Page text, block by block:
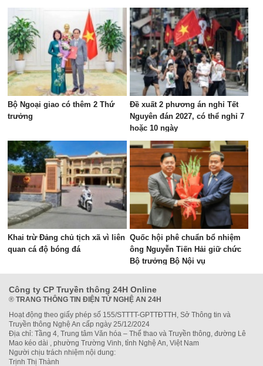
Bộ Ngoại giao có thêm 2 Thứ
trưởng
Đề xuất 2 phương án nghỉ Tết
Nguyên đán 2027, có thể nghỉ 7
hoặc 10 ngày
Khai trừ Đảng chủ tịch xã vì liên
quan cá độ bóng đá
Quốc hội phê chuẩn bổ nhiệm
ông Nguyễn Tiến Hải giữ chức
Bộ trưởng Bộ Nội vụ
Công ty CP Truyền thông 24H Online
® TRANG THÔNG TIN ĐIỆN TỬ NGHỆ AN 24H
Hoạt động theo giấy phép số 155/STTTT-GPTTĐTTH, Sở Thông tin và
Truyền thông Nghệ An cấp ngày 25/12/2024
Địa chỉ: Tầng 4, Trung tâm Văn hóa – Thể thao và Truyền thông, đường Lê
Mao kéo dài , phường Trường Vinh, tỉnh Nghệ An, Việt Nam
Người chịu trách nhiệm nội dung:
Trịnh Thị Thành